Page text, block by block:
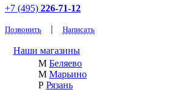
+7 (495) 226-71-12
Позвонить | Написать
Наши магазины
М Беляево
М Марьино
Р Рязань